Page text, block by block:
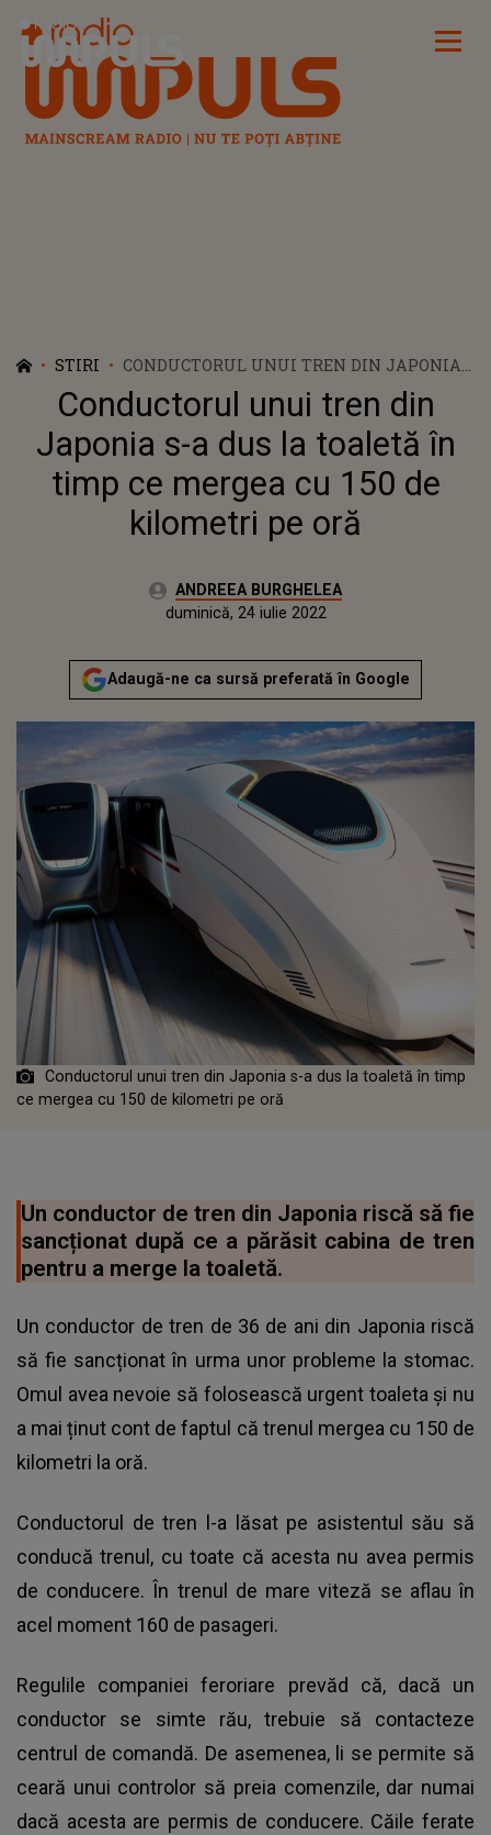
Radio Impuls
STIRI
CONDUCTORUL UNUI TREN DIN JAPONIA
S-A DUS LA TOALETĂ ÎN TIMP CE MERGEA
CU 150 DE KILOMETRI PE ORĂ
Conductorul unui tren din
Japonia s-a dus la toaletă în
timp ce mergea cu 150 de
kilometri pe oră
Autor:ANDREEA BURGHELEA
Actualizat:
duminică, 24 iulie 2022
Adaugă-ne ca sursă preferată în Google
Conductorul unui tren din Japonia s-a dus la toaletă în timp
ce mergea cu 150 de kilometri pe oră
Un conductor de tren din Japonia riscă să fie
sancționat după ce a părăsit cabina de tren
pentru a merge la toaletă.
Un conductor de tren de 36 de ani din Japonia riscă
să fie sancționat în urma unor probleme la stomac.
Omul avea nevoie să folosească urgent toaleta și nu
a mai ținut cont de faptul că trenul mergea cu 150 de
kilometri la oră.
Conductorul de tren l-a lăsat pe asistentul său să
conducă trenul, cu toate că acesta nu avea permis
de conducere. În trenul de mare viteză se aflau în
acel moment 160 de pasageri.
Regulile companiei feroriare prevăd că, dacă un
conductor se simte rău, trebuie să contacteze
centrul de comandă. De asemenea, li se permite să
ceară unui controlor să preia comenzile, dar numai
dacă acesta are permis de conducere. Căile ferate